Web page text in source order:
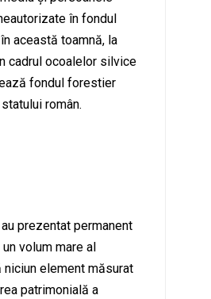
în fondul
această toamnă, la
cadrul ocoalelor silvice
fondul forestier
român.
prezentat permanent
volum mare al
niciun element măsurat
patrimonială a